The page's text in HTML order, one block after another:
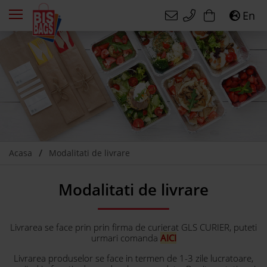
En
Acasa Modalitati de livrare
Modalitati de livrare
Livrarea se face prin prin firma de curierat GLS CURIER, puteti
urmari comanda AICI
Livrarea produselor se face in termen de 1-3 zile lucratoare,